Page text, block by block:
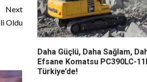
Next
Oldu
Daha Güçlü, Daha Sağlam,
Efsane Komatsu PC390LC-
Türkiye’de!